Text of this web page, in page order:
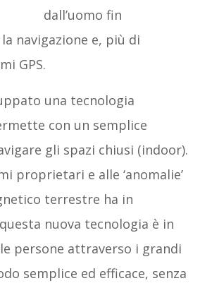
dall’uomo fin
navigazione e, più di
GPS.
una tecnologia
con un semplice
gli spazi chiusi (indoor).
proprietari e alle ‘anomalie’
terrestre ha in
nuova tecnologia è in
persone attraverso i grandi
semplice ed efficace, senza